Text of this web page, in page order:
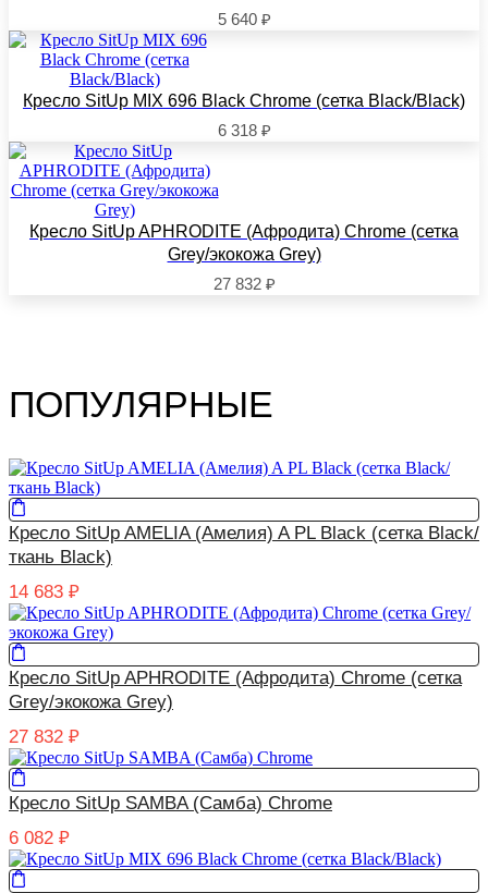
5 640 ₽
Кресло SitUp MIX 696 Black Chrome (сетка Black/Black)
6 318 ₽
Кресло SitUp APHRODITE (Афродита) Chrome (сетка
Grey/экокожа Grey)
27 832 ₽
ПОПУЛЯРНЫЕ
Кресло SitUp AMELIA (Амелия) A PL Black (сетка Black/
ткань Black)
14 683 ₽
Кресло SitUp APHRODITE (Афродита) Chrome (сетка
Grey/экокожа Grey)
27 832 ₽
Кресло SitUp SAMBA (Самба) Chrome
6 082 ₽